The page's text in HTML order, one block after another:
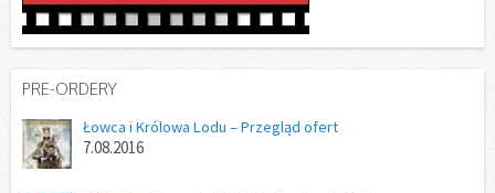
PRE-ORDERY
Łowca i Królowa Lodu – Przegląd ofert
7.08.2016